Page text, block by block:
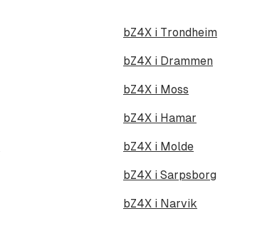
bZ4X i Trondheim
bZ4X i Drammen
bZ4X i Moss
bZ4X i Hamar
bZ4X i Molde
bZ4X i Sarpsborg
bZ4X i Narvik